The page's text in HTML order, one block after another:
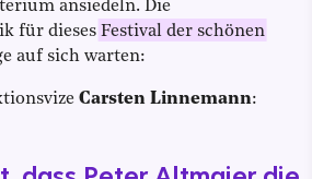
ansiedeln. Die
für dieses Festival der schönen
auf sich warten:
Carsten Linnemann: